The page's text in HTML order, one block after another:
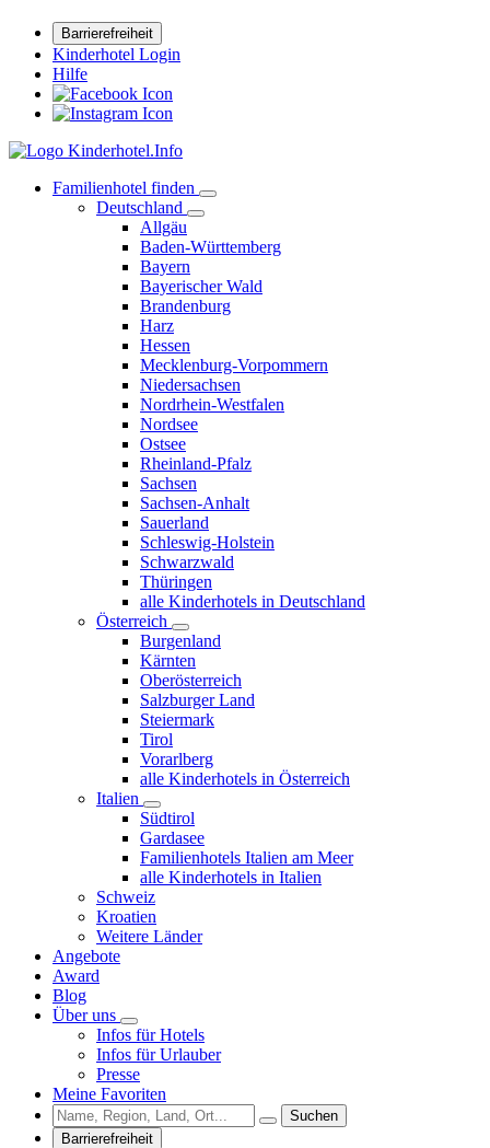
Barrierefreiheit
Kinderhotel Login
Hilfe
Familienhotel finden
Deutschland
Allgäu
Baden-Württemberg
Bayern
Bayerischer Wald
Brandenburg
Harz
Hessen
Mecklenburg-Vorpommern
Niedersachsen
Nordrhein-Westfalen
Nordsee
Ostsee
Rheinland-Pfalz
Sachsen
Sachsen-Anhalt
Sauerland
Schleswig-Holstein
Schwarzwald
Thüringen
alle Kinderhotels in Deutschland
Österreich
Burgenland
Kärnten
Oberösterreich
Salzburger Land
Steiermark
Tirol
Vorarlberg
alle Kinderhotels in Österreich
Italien
Südtirol
Gardasee
Familienhotels Italien am Meer
alle Kinderhotels in Italien
Schweiz
Kroatien
Weitere Länder
Angebote
Award
Blog
Über uns
Infos für Hotels
Infos für Urlauber
Presse
Meine Favoriten
Suchen
Barrierefreiheit